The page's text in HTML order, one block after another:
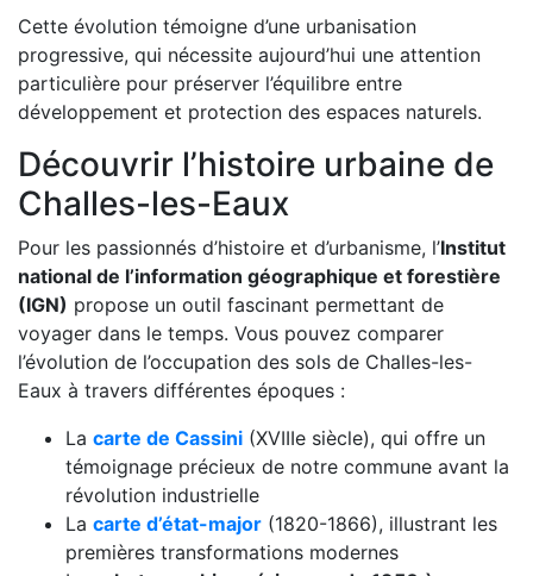
Cette évolution témoigne d’une urbanisation
progressive, qui nécessite aujourd’hui une attention
particulière pour préserver l’équilibre entre
développement et protection des espaces naturels.
Découvrir l’histoire urbaine de
Challes-les-Eaux
Pour les passionnés d’histoire et d’urbanisme, l’Institut
national de l’information géographique et forestière
(IGN) propose un outil fascinant permettant de
voyager dans le temps. Vous pouvez comparer
l’évolution de l’occupation des sols de Challes-les-
Eaux à travers différentes époques :
La carte de Cassini (XVIIIe siècle), qui offre un
témoignage précieux de notre commune avant la
révolution industrielle
La carte d’état-major (1820-1866), illustrant les
premières transformations modernes